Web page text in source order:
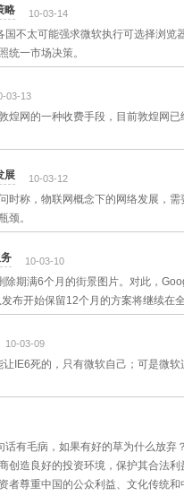
略 10-03-14
不太可能强求微软执行可选择浏览
统一市场决策。
03-13
煌网的一种收费手段，目前敦煌网
展 10-03-12
时称，物联网概念下的网络发展，
颈。
10-03-10
期满6个月的街景图片。对此，
布开始保留12个月的方案将继续在
10-03-09
IE6死的，只有微软自己；可是微
话有毛病，如果有好的草为什么放
创造良好的投资环境，保护其合法
者尊重中国的公众利益、文化传统